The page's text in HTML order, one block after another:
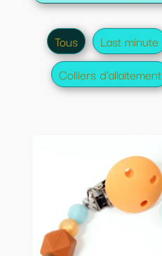
Tous Last minute
Colliers d'allaitement